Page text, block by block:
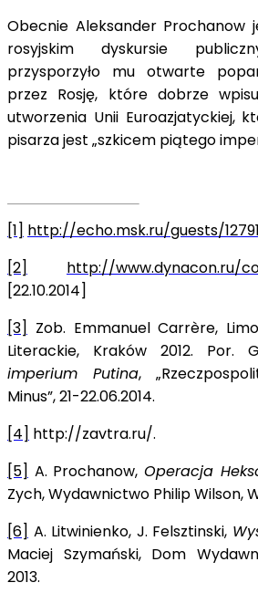
Obecnie Aleksander
rosyjskim dyskursie
przysporzyło mu otwarte
przez Rosję, które dobrze
utworzenia Unii Euroazjatyckiej,
pisarza jest „szkicem piątego
[1] http://echo.msk.ru/guests/
[2]
http://www.dynacon.ru/
[22.10.2014]
[3] Zob. Emmanuel Carrère,
Literackie, Kraków 2012. Por.
imperium Putina,
Minus”, 21-22.06.2014.
[4] http://zavtra.ru/.
[5] A. Prochanow, Operacja
Zych, Wydawnictwo Philip Wilson,
[6] A. Litwinienko, J. Felsztinski,
Maciej Szymański, Dom
2013.